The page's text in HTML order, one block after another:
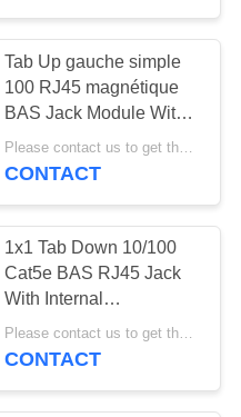
de cat6
46
Tab Up gauche simple
100 RJ45 magnétique
BAS Jack Module With
LED
Please contact us to get the latest price. MOQ:1 morceau
CONTACT
1x1 Tab Down 10/100
Cat5e BAS RJ45 Jack
With Internal
Transformer
Please contact us to get the latest price. MOQ:1 morceau
CONTACT